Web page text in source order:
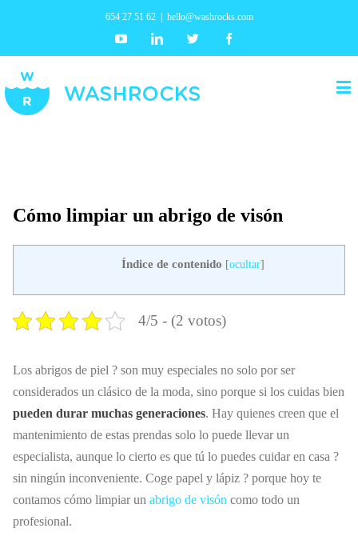
654 27 51 62 hello@washrocks.com
YoutubeLinkedin Twitter
Cómo limpiar un abrigo de visón
Índice de contenido [ocultar]
4/5 - (2 votos)
Los abrigos de piel ? son muy especiales no solo por ser
considerados un clásico de la moda, sino porque si los cuidas bien
pueden durar muchas generaciones. Hay quienes creen que el
mantenimiento de estas prendas solo lo puede llevar un
especialista, aunque lo cierto es que tú lo puedes cuidar en casa ?
sin ningún inconveniente. Coge papel y lápiz ? porque hoy te
contamos cómo limpiar un abrigo de visón como todo un
profesional.